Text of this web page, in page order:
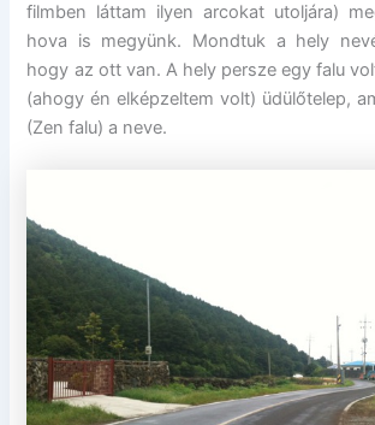
filmben láttam ilyen arcokat utoljára)
hova is megyünk. Mondtuk a hely
hogy az ott van. A hely persze egy falu
(ahogy én elképzeltem volt) üdülőtelep,
(Zen falu) a neve.